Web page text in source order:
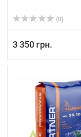
(0)
3 350 грн.